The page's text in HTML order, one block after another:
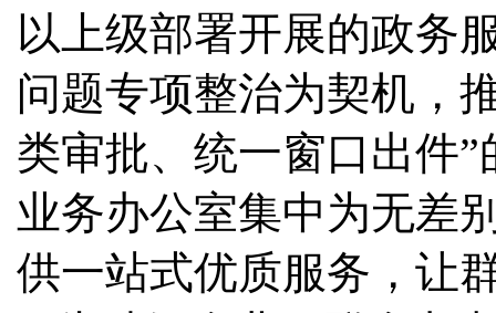
以上级部署开展的政务
问题专项整治为契机，
类审批、统一窗口出件
业务办公室集中为无差
供一站式优质服务，让